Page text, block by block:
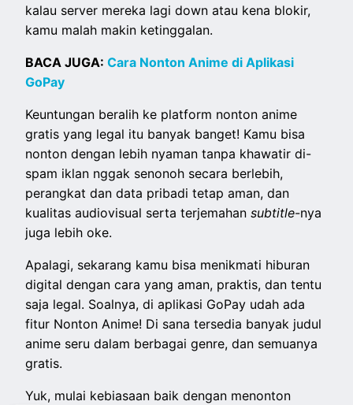
kalau server mereka lagi down atau kena blokir,
kamu malah makin ketinggalan.
BACA JUGA:Cara Nonton Anime di Aplikasi
GoPay
Keuntungan beralih ke platform nonton anime
gratis yang legal itu banyak banget! Kamu bisa
nonton dengan lebih nyaman tanpa khawatir di-
spam iklan nggak senonoh secara berlebih,
perangkat dan data pribadi tetap aman, dan
kualitas audiovisual serta terjemahansubtitle-nya
juga lebih oke.
Apalagi, sekarang kamu bisa menikmati hiburan
digital dengan cara yang aman, praktis, dan tentu
saja legal. Soalnya, di aplikasi GoPay udah ada
fitur Nonton Anime! Di sana tersedia banyak judul
anime seru dalam berbagai genre, dan semuanya
gratis.
Yuk, mulai kebiasaan baik dengan menonton